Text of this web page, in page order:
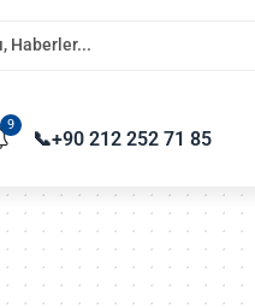
9
📞+90 212 252 71 85